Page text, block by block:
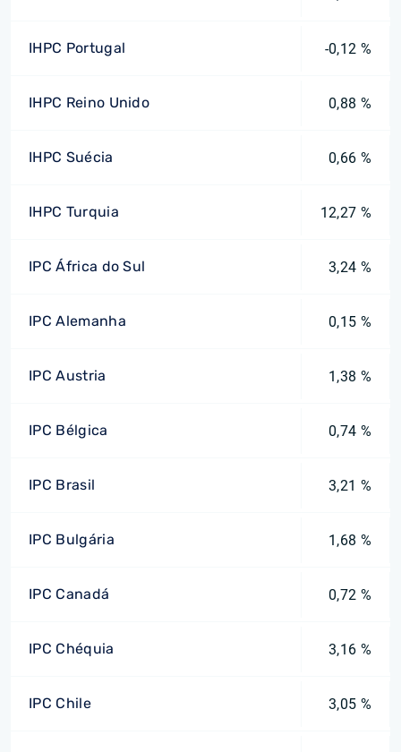
IHPC Portugal -0,12 %
IHPC Reino Unido 0,88 %
IHPC Suécia 0,66 %
IHPC Turquia 12,27 %
IPC África do Sul 3,24 %
IPC Alemanha 0,15 %
IPC Austria 1,38 %
IPC Bélgica 0,74 %
IPC Brasil 3,21 %
IPC Bulgária 1,68 %
IPC Canadá 0,72 %
IPC Chéquia 3,16 %
IPC Chile 3,05 %